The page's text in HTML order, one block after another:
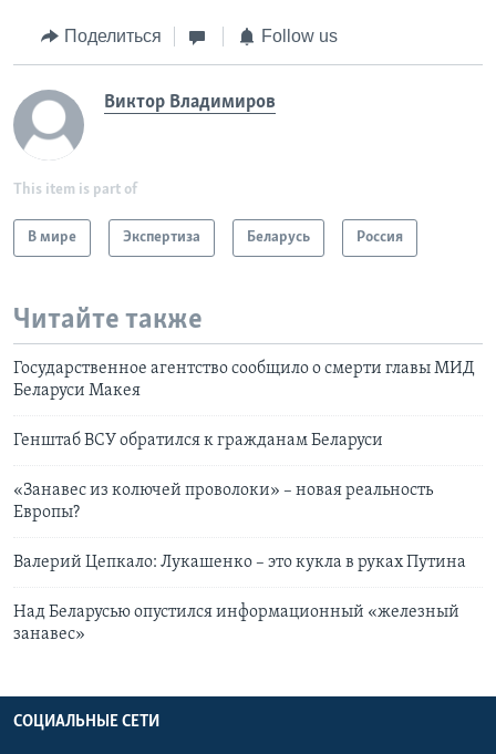
Поделиться Follow us
Виктор Владимиров
This item is part of
В мире Экспертиза Беларусь Россия
Читайте также
Государственное агентство сообщило о смерти главы МИД
Беларуси Макея
Генштаб ВСУ обратился к гражданам Беларуси
«Занавес из колючей проволоки» – новая реальность
Европы?
Валерий Цепкало: Лукашенко – это кукла в руках Путина
Над Беларусью опустился информационный «железный
занавес»
СОЦИАЛЬНЫЕ СЕТИ